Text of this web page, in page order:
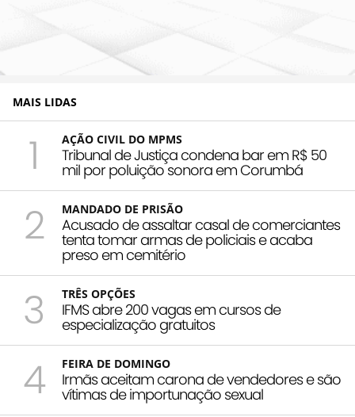
MAIS LIDAS
1 AÇÃO CIVIL DO MPMS
Tribunal de Justiça condena bar em R$ 50
mil por poluição sonora em Corumbá
2 MANDADO DE PRISÃO
Acusado de assaltar casal de comerciantes
tenta tomar armas de policiais e acaba
preso em cemitério
3 TRÊS OPÇÕES
IFMS abre 200 vagas em cursos de
especialização gratuitos
4 FEIRA DE DOMINGO
Irmãs aceitam carona de vendedores e são
vítimas de importunação sexual